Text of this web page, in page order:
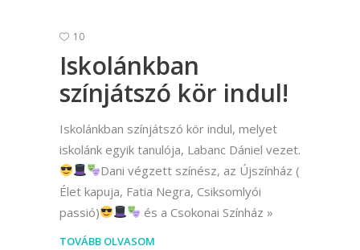
10
Iskolánkban
színjátszó kör indul!
Iskolánkban színjátszó kör indul, melyet
iskolánk egyik tanulója, Labanc Dániel vezet.
Dani végzett színész, az Újszínház (
Élet kapuja, Fatia Negra, Csiksomlyói
passió)
és a Csokonai Színház
TOVÁBB OLVASOM